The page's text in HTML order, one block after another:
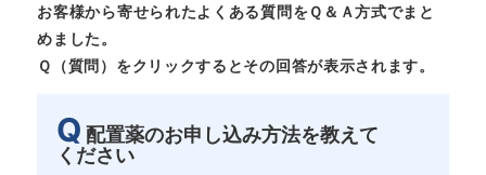
お客様から寄せられたよくある質問をＱ＆Ａ方式でまと
めました。
Ｑ（質問）をクリックするとその回答が表示されます。
Q 配置薬のお申し込み方法を教えて
ください